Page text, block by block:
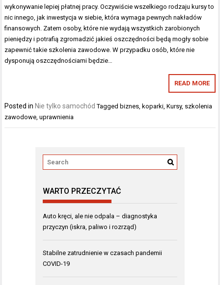
wykonywanie lepiej płatnej pracy. Oczywiście wszelkiego rodzaju kursy to
nic innego, jak inwestycja w siebie, która wymaga pewnych nakładów
finansowych. Zatem osoby, które nie wydają wszystkich zarobionych
pieniędzy i potrafią zgromadzić jakieś oszczędności będą mogły sobie
zapewnić takie szkolenia zawodowe. W przypadku osób, które nie
dysponują oszczędnościami będzie…
READ MORE
Posted in Nie tylko samochód Tagged biznes koparki ,Kursy, szkolenia
zawodowe ,uprawnienia
WARTO PRZECZYTAĆ
Auto kręci, ale nie odpala – diagnostyka
przyczyn (iskra, paliwo i rozrząd)
Stabilne zatrudnienie w czasach pandemii
COVID-19